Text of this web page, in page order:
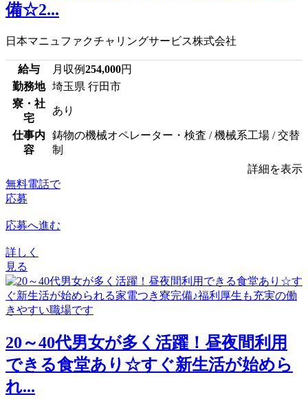
備☆2...
日本マニュファクチャリングサービス株式会社
給与 月収例254,000円
勤務地
埼玉県 行田市
寮・社
宅
あり
仕事内
容
鋳物の機械オペレーター・検査 / 機械系工場 / 交替
制
詳細を表示
無料電話で
応募
応募へ進む
詳しく
見る
20～40代男女が多く活躍！昼夜間利用
できる食堂あり☆すぐ新生活が始めら
れ...